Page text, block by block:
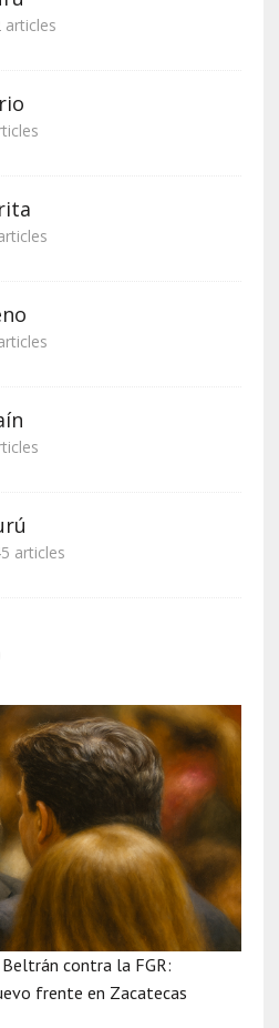
articles
articles
Beltrán contra la FGR:
frente en Zacatecas